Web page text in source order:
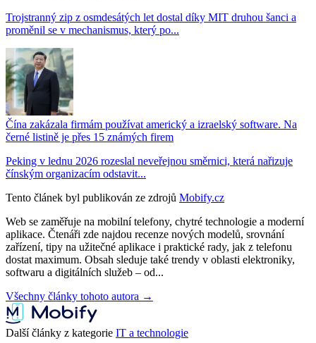
Trojstranný zip z osmdesátých let dostal díky MIT druhou šanci a
proměnil se v mechanismus, který po...
Čína zakázala firmám používat americký a izraelský software. Na
černé listině je přes 15 známých firem
Peking v lednu 2026 rozeslal neveřejnou směrnici, která nařizuje
čínským organizacím odstavit...
Tento článek byl publikován ze zdrojů Mobify.cz
Web se zaměřuje na mobilní telefony, chytré technologie a moderní
aplikace. Čtenáři zde najdou recenze nových modelů, srovnání
zařízení, tipy na užitečné aplikace i praktické rady, jak z telefonu
dostat maximum. Obsah sleduje také trendy v oblasti elektroniky,
softwaru a digitálních služeb – od...
Všechny články tohoto autora →
Další články z kategorie IT a technologie